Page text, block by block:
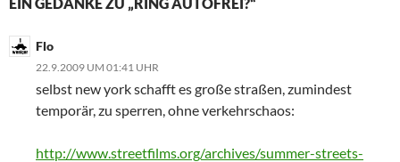
Flo
22.9.2009 UM 01:41 UHR
selbst new york schafft es große straßen, zumindest
temporär, zu sperren, ohne verkehrschaos:
http://www.streetfilms.org/archives/summer-streets-